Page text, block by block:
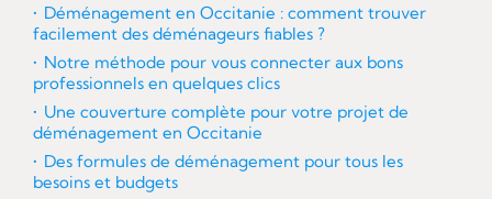
Déménagement en Occitanie : comment trouver
facilement des déménageurs fiables ?
Notre méthode pour vous connecter aux bons
professionnels en quelques clics
Une couverture complète pour votre projet de
déménagement en Occitanie
Des formules de déménagement pour tous les
besoins et budgets